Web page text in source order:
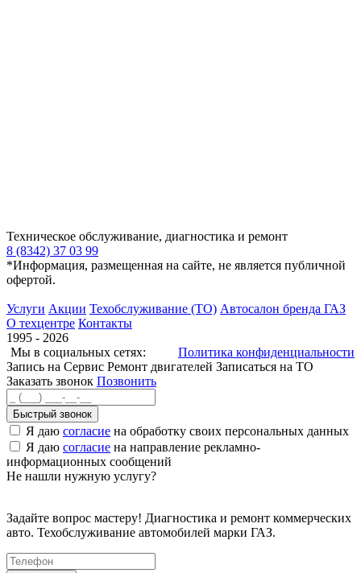
Техническое обслуживание, диагностика и ремонт
8 (8342) 37 03 99
*Информация, размещенная на сайте, не является публичной
офертой.
Услуги Акции Техобслуживание (ТО) Автосалон бренда ГАЗ
О техцентре Контакты
1995 - 2026
Мы в социальных сетях:
Политика конфиденциальности
Запись на Сервис Ремонт двигателей Записаться на ТО
Заказать звонок Позвонить
Быстрый звонок
Я даю согласие на обработку своих персональных данных
Я даю согласие на направление рекламно-
информационных сообщений
Не нашли нужную услугу?
Задайте вопрос мастеру! Диагностика и ремонт коммерческих
авто. Техобслуживание автомобилей марки ГАЗ.